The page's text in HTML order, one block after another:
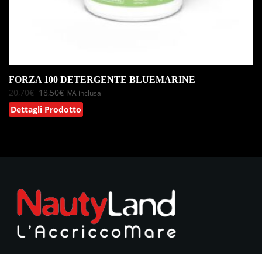
FORZA 100 DETERGENTE BLUEMARINE
20,70€ 18,50€ IVA inclusa
Dettagli Prodotto